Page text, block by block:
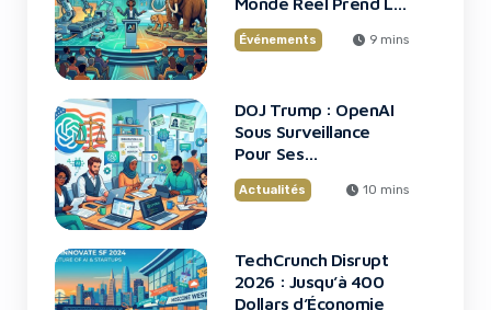
Scène
Événements 9 mins
DOJ Trump : OpenAI
Sous Surveillance
Pour Ses
Recrutements
Actualités 10 mins
TechCrunch Disrupt
2026 : Jusqu’à 400
Dollars d’Économie